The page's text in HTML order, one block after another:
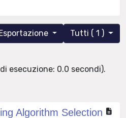
Tutti ( 1 )
Esportazione
esecuzione: 0.0 secondi).
Algorithm Selection